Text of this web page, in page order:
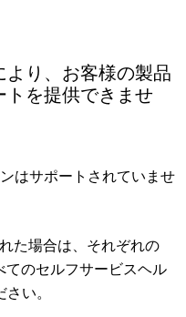
り、お客様の製品
トを提供できませ
はサポートされていませ
た場合は、それぞれの
てのセルフサービスヘル
い。